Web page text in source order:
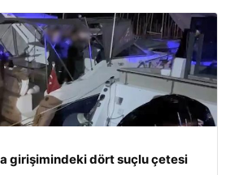
girişimindeki dört suçlu çetesi